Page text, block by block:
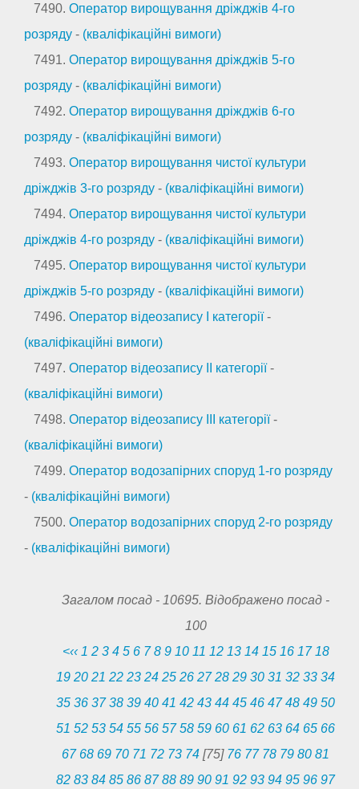
7490. Оператор вирощування дріжджів 4-го
розряду - (кваліфікаційні вимоги)
7491. Оператор вирощування дріжджів 5-го
розряду - (кваліфікаційні вимоги)
7492. Оператор вирощування дріжджів 6-го
розряду - (кваліфікаційні вимоги)
7493. Оператор вирощування чистої культури
дріжджів 3-го розряду - (кваліфікаційні вимоги)
7494. Оператор вирощування чистої культури
дріжджів 4-го розряду - (кваліфікаційні вимоги)
7495. Оператор вирощування чистої культури
дріжджів 5-го розряду - (кваліфікаційні вимоги)
7496. Оператор відеозапису I категорії-
(кваліфікаційні вимоги)
7497. Оператор відеозапису II категорії-
(кваліфікаційні вимоги)
7498. Оператор відеозапису III категорії-
(кваліфікаційні вимоги)
7499. Оператор водозапірних споруд 1-го розряду
- (кваліфікаційні вимоги)
7500. Оператор водозапірних споруд 2-го розряду
- (кваліфікаційні вимоги)
Загалом посад - 10695. Відображено посад -
100
<‹‹ 1 2 3 4 5 6 7 8 9 10 11 12 13 14 15 16 17 18
19 20 21 22 23 24 25 26 27 28 29 30 31 32 33 34
35 36 37 38 39 40 41 42 43 44 45 46 47 48 49 50
51 52 53 54 55 56 57 58 59 60 61 62 63 64 65 66
67 68 69 70 71 72 73 74 [75] 76 77 78 79 80 81
82 83 84 85 86 87 88 89 90 91 92 93 94 95 96 97